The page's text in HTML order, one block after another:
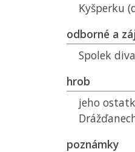
Kyšperku
odborné a
Spolek
hrob
jeho
poznámky